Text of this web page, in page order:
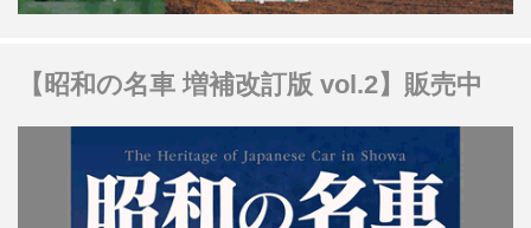
【昭和の名車 増補改訂版 vol.2】販売中